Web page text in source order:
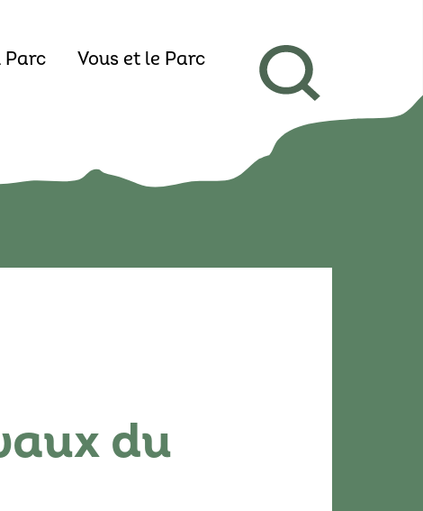
Parc Vous et le Parc
du